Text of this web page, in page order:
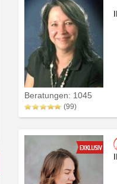
Beratungen: 1045
(99)